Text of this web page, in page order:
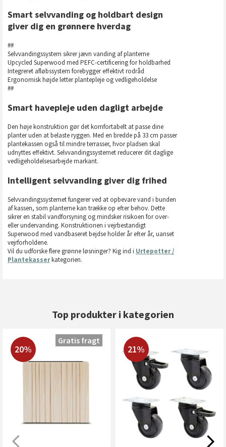
Smart selvvanding og holdbart design
giver dig en grønnere hverdag
##
Selvvandingssystem sikrer jævn vanding af planterne
Upcycled Superwood med PEFC-certificering for holdbarhed
Integreret afløbssystem forebygger effektivt rodråd
Ergonomisk højde letter plantepleje og vedligeholdelse
##
Smart havepleje uden dagligt arbejde
Den høje konstruktion gør det komfortabelt at passe dine
planter uden at belaste ryggen. Med en bredde på 33 cm passer
plantekassen også til mindre terrasser, hvor pladsen skal
udnyttes effektivt. Selvvandingssystemet reducerer dit daglige
vedligeholdelsesarbejde markant.
Intelligent selvvanding giver dig frihed
Selvvandingssystemet fungerer ved at opbevare vand i bunden
af kassen, som planterne kan trække op efter behov. Dette
sikrer en stabil vandforsyning og mindsker risikoen for over-
eller undervanding. Konstruktionen i vejrbestandigt
Superwood med vandbaseret bejdse holder år efter år, uanset
vejrforholdene.
Vil du udforske flere grønne løsninger? Kig ind i Urtepotter /
Plantekasserkategorien.
Top produkter i kategorien
20%
Gratis fragt
21%